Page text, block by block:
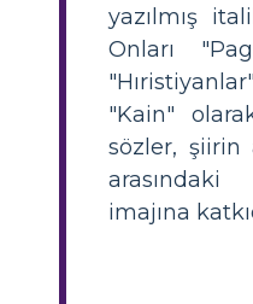
yazılmış
Onları
"Kain"
sözler, şiirin
imajına